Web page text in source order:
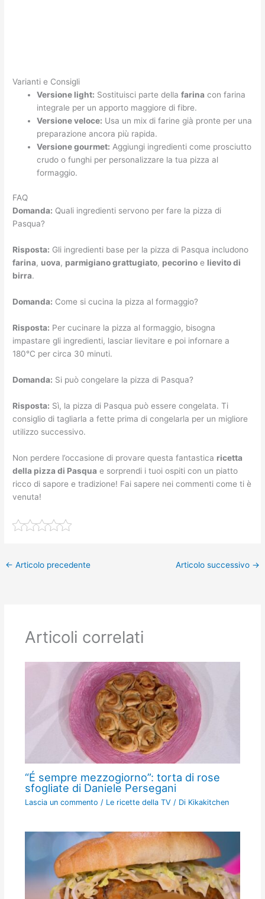
Varianti e Consigli
Versione light: Sostituisci parte dellafarina con farina
integrale per un apporto maggiore di fibre.
Versione veloce: Usa un mix di farine già pronte per una
preparazione ancora più rapida.
Versione gourmet: Aggiungi ingredienti come prosciutto
crudo o funghi per personalizzare la tua pizza al
formaggio.
FAQ
Domanda: Quali ingredienti servono per fare la pizza di
Pasqua?
Risposta: Gli ingredienti base per la pizza di Pasqua includono
farina, uova, parmigiano grattugiato, pecorino e lievito di
birra.
Domanda: Come si cucina la pizza al formaggio?
Risposta: Per cucinare la pizza al formaggio, bisogna
impastare gli ingredienti, lasciar lievitare e poi infornare a
180°C per circa 30 minuti.
Domanda: Si può congelare la pizza di Pasqua?
Risposta: Sì, la pizza di Pasqua può essere congelata. Ti
consiglio di tagliarla a fette prima di congelarla per un migliore
utilizzo successivo.
Non perdere l’occasione di provare questa fantastica ricetta
della pizza di Pasqua e sorprendi i tuoi ospiti con un piatto
ricco di sapore e tradizione! Fai sapere nei commenti come ti è
venuta!
← Articolo precedente Articolo successivo →
Articoli correlati
“É sempre mezzogiorno”: torta di rose
sfogliate di Daniele Persegani
Lascia un commento / Le ricette della TV / Di Kikakitchen